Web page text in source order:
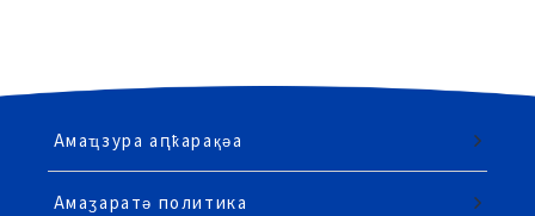
Амаҵзура аԥҟарақәа
Амаӡаратә политика